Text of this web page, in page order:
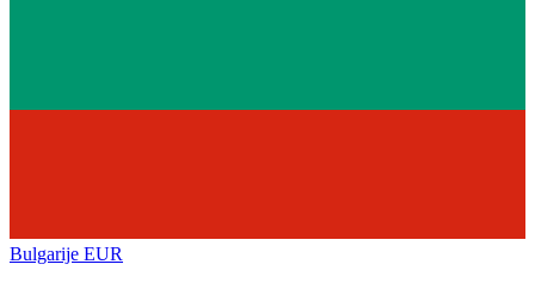
Bulgarije EUR